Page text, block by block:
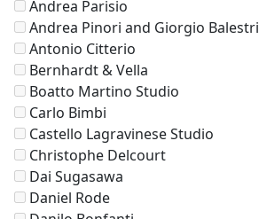
Andrea Parisio
Andrea Pinori and Giorgio Balestri
Antonio Citterio
Bernhardt & Vella
Boatto Martino Studio
Carlo Bimbi
Castello Lagravinese Studio
Christophe Delcourt
Dai Sugasawa
Daniel Rode